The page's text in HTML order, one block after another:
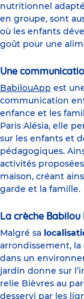
nutritionnel
en groupe, sont
où les enfants
goût pour une
Une
BabilouApp est
communication
enfance et les
Paris Alésia, elle
sur les enfants et
pédagogiques.
activités
maison, créant
garde et la famille.
La crèche
Malgré sa
arrondissement, la
dans un
jardin donne sur
relie Bièvres au
desservi par les